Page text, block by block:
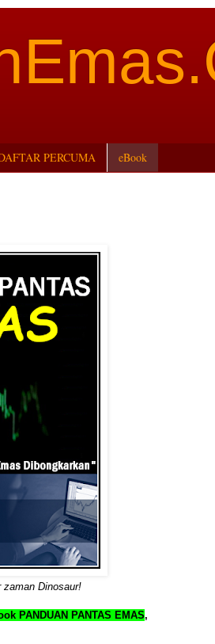
PERCUMA eBook
zaman Dinosaur!
PANDUAN PANTAS EMAS,